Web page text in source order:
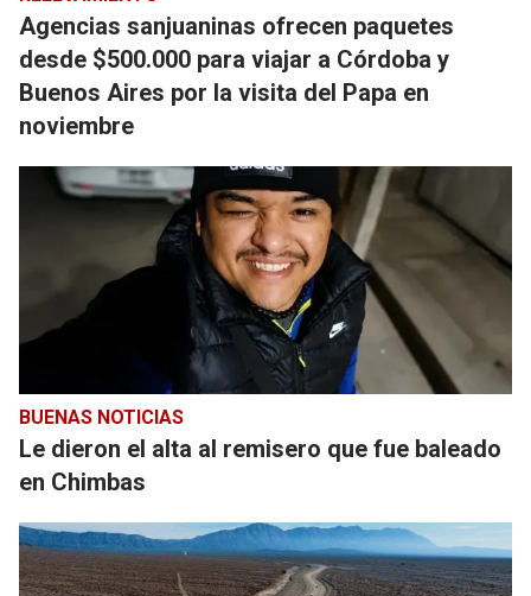
Agencias sanjuaninas ofrecen paquetes
desde $500.000 para viajar a Córdoba y
Buenos Aires por la visita del Papa en
noviembre
BUENAS NOTICIAS
Le dieron el alta al remisero que fue baleado
en Chimbas